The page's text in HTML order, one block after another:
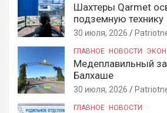
Шахтеры Qarmet
подземную технику
30 июля, 2026
ГЛАВНОЕ НОВОСТИ
Медеплавильный
Балхаше
30 июля, 2026
ГЛАВНОЕ НОВОСТИ